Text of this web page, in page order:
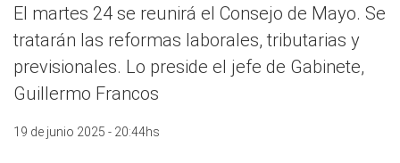
El martes 24 se reunirá el Consejo de Mayo. Se
tratarán las reformas laborales, tributarias y
previsionales. Lo preside el jefe de Gabinete,
Guillermo Francos
19 de junio 2025 - 20:44hs